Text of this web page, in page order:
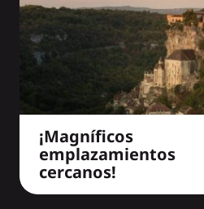
¡Magníficos
emplazamientos
cercanos!